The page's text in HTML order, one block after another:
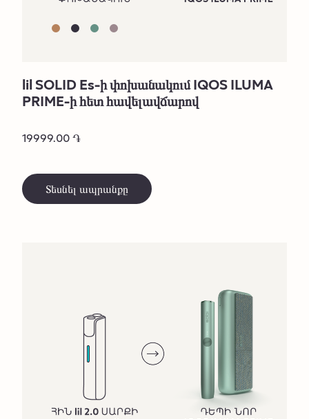
lil SOLID Es-ի փոխանակում IQOS ILUMA
PRIME-ի հետ հավելավճարով
19999.00 ֏
Տեսնել ապրանքը